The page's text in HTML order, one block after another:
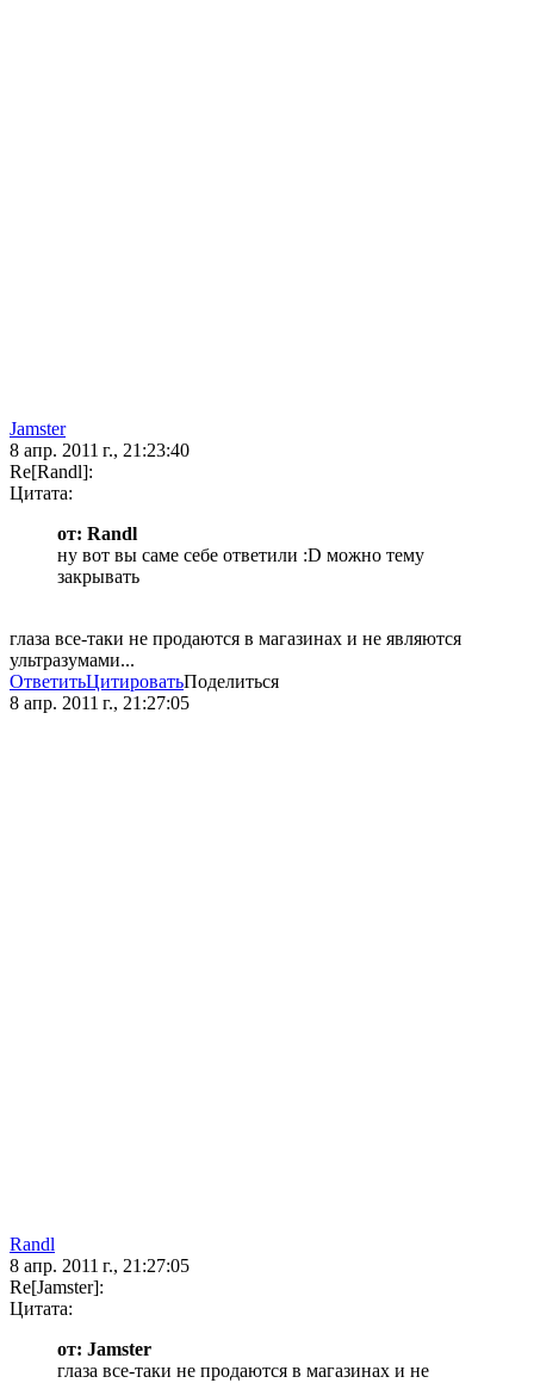
Jamster
8 апр. 2011 г., 21:23:40
Re[Randl]:
Цитата:
от: Randl
ну вот вы саме себе ответили :D можно тему
закрывать
глаза все-таки не продаются в магазинах и не являются
ультразумами...
ОтветитьЦитироватьПоделиться
8 апр. 2011 г., 21:27:05
Randl
8 апр. 2011 г., 21:27:05
Re[Jamster]:
Цитата:
от: Jamster
глаза все-таки не продаются в магазинах и не